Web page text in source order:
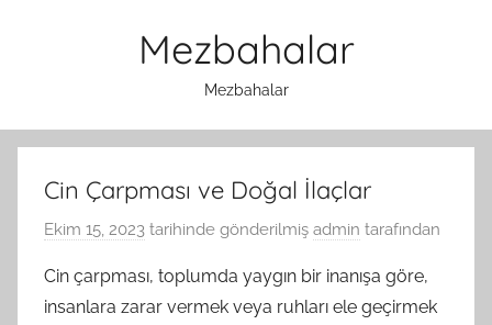
Mezbahalar
Mezbahalar
Cin Çarpması ve Doğal İlaçlar
Ekim 15, 2023 tarihinde gönderilmiş admin tarafından
Cin çarpması, toplumda yaygın bir inanışa göre,
insanlara zarar vermek veya ruhları ele geçirmek